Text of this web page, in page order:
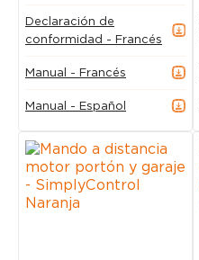
Declaración de
conformidad - Francés
Manual - Francés
Manual - Español